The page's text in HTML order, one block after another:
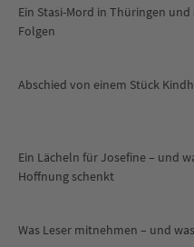
Ein Stasi-Mord in Thüringen
Folgen
Abschied von einem Stück
Ein Lächeln für Josefine – und
Hoffnung schenkt
Was Leser mitnehmen – und